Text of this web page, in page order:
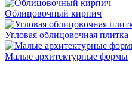
Облицовочный кирпич
Угловая облицовочная плитка
Малые архитектурные формы